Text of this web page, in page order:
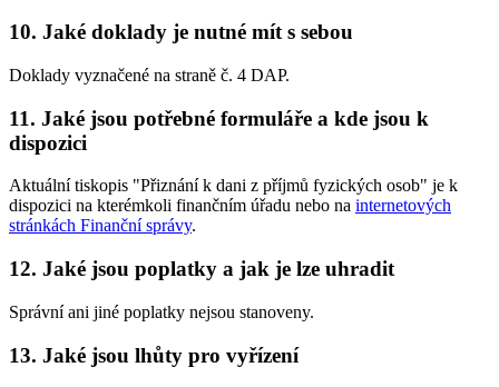
10. Jaké doklady je nutné mít s sebou
Doklady vyznačené na straně č. 4 DAP.
11. Jaké jsou potřebné formuláře a kde jsou k
dispozici
Aktuální tiskopis "Přiznání k dani z příjmů fyzických osob" je k
dispozici na kterémkoli finančním úřadu nebo na internetových
stránkách Finanční správy.
12. Jaké jsou poplatky a jak je lze uhradit
Správní ani jiné poplatky nejsou stanoveny.
13. Jaké jsou lhůty pro vyřízení